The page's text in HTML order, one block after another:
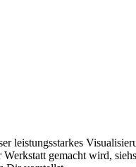
leistungsstarkes
gemacht wird,